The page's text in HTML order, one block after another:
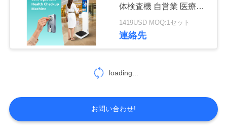
を
て
く
Bluetoothスマート
なBMIのスケール
26
体検査機 自営業 医療検
査キオスク
1419USD MOQ:1セット
連絡先
loading...
お問い合わせ!